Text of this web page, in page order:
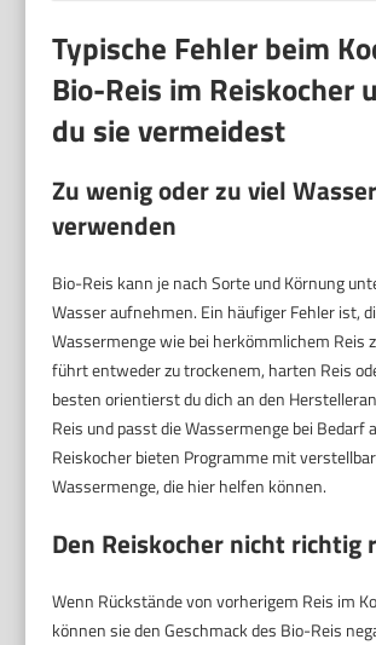
Typische Fehler beim
Bio-Reis im Reiskocher
du sie vermeidest
Zu wenig oder zu viel Wasser
verwenden
Bio-Reis kann je nach Sorte und Körnung
Wasser aufnehmen. Ein häufiger Fehler ist,
Wassermenge wie bei herkömmlichem Reis
führt entweder zu trockenem, harten Reis
besten orientierst du dich an den
Reis und passt die Wassermenge bei Bedarf
Reiskocher bieten Programme mit
Wassermenge, die hier helfen können.
Den Reiskocher nicht richtig
Wenn Rückstände von vorherigem Reis im
können sie den Geschmack des Bio-Reis